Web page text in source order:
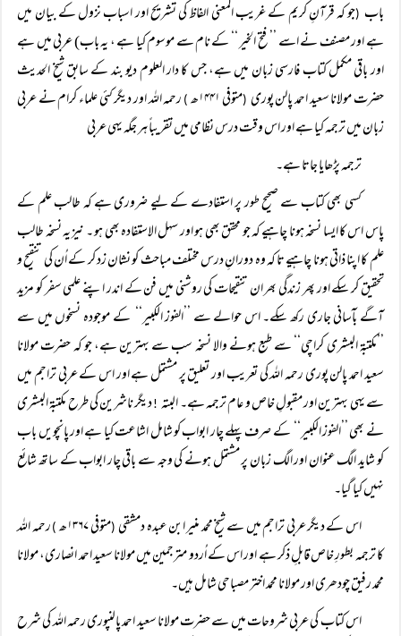
باب (جو کہ قرآنِ کریم کے غریب المعنی الفاظ کی تشریح اور اسباب نزول کے بیان میں
ہے اور مصنف نے اسے ’’ فتح الخیر ‘‘ کے نام سے موسوم کیا ہے ، یہ باب) عربی میں ہے
اور باقی مکمل کتاب فارسی زبان میں ہے، جس کا دار العلوم دیو بند کے سابق شیخ الحدیث
حضرت مولانا سعید احمد پالن پوری (متوفی ۱۴۴۱ھ ) رحمہ اللہ اور دیگر کئی علماء کرام نے عربی
زبان میں ترجمہ کیا ہے اور اس وقت درس نظامی میں تقریباً ہر جگہ یہی عربی
ترجمہ پڑھایا جاتا ہے۔
کسی بھی کتاب سے صحیح طور پر استفادے کے لیے ضروری ہے کہ طالب علم کے
پاس اس کا ایسا نسخہ ہونا چاہیے کہ جو محقق بھی ہو اور سہل الاستفادہ بھی ہو ۔ نیز یہ نسخہ طالب
علم کا اپنا ذاتی ہونا چاہیے تا کہ وہ دورانِ درس مختلف مباحث کو نشان زد کر کے اُن کی تنقیح و
تحقیق کر سکے اور پھر زندگی بھر ان تنقیحات کی روشنی میں فن کے اندر اپنے علمی سفر کو مزید
آگے بآسانی جاری رکھ سکے۔ اس حوالے سے ’’الفوز الکبیر‘‘ کے موجودہ نسخوں میں سے
’’مکتبۃ البشری کراچی‘‘ سے طبع ہونے والا نسخہ سب سے بہترین ہے، جو کہ حضرت مولانا
سعید احمد پالن پوری رحمہ اللہ کی تعریب اور تعلیق پر مشتمل ہے اور اس کے عربی تراجم میں
سے یہی بہترین اور مقبولِ خاص و عام ترجمہ ہے۔ البتہ !دیگر ناشرین کی طرح مکتبۃ البشری
نے بھی ’’الفوز الکبیر‘‘ کے صرف پہلے چار ابواب کو شامل اشاعت کیا ہے اور پانچویں باب
کو شاید الگ عنوان اور الگ زبان پر مشتمل ہونے کی وجہ سے باقی چار ابواب کے ساتھ شائع
نہیں کیا گیا۔
اس کے دیگر عربی تراجم میں سے شیخ محمد منیر ابن عبدہ دمشقی (متوفی ۱۳۶۷ھ )رحمہ اللہ
کا ترجمہ بطورِ خاص قابلِ ذکر ہے اور اس کے اُردو مترجمین میں مولانا سعید احمد انصاری، مولانا
محمد رفیق چودھری اور مولانا محمد اختر مصباحی شامل ہیں۔
اس کتاب کی عربی شروحات میں سے حضرت مولانا سعید احمد پالنپوری رحمہ اللہ کی شرح